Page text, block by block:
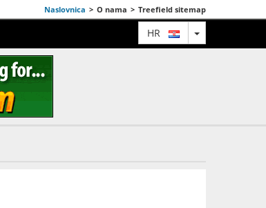
Naslovnica > O nama > Treefield sitemap
HR TOGGLE